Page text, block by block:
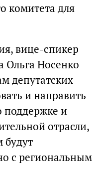
комитета для
вице-спикер
Ольга Носенко
депутатских
и направить
поддержке и
отрасли,
будут
с региональным